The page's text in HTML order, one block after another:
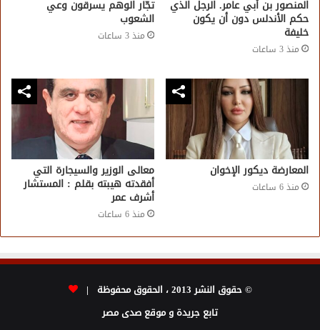
المنصور بن أبي عامر. الرجل الذي
حكم الأندلس دون أن يكون
خليفة
منذ 3 ساعات
تجّار الوهم يسرقون وعي
الشعوب
منذ 3 ساعات
المعارضة ديكور الإخوان
منذ 6 ساعات
معالى الوزير والسيجارة التي
أفقدته هيبته بقلم : المستشار
أشرف عمر
منذ 6 ساعات
© حقوق النشر 2013 ، الحقوق محفوظة |
تابع جريدة و موقع صدى مصر